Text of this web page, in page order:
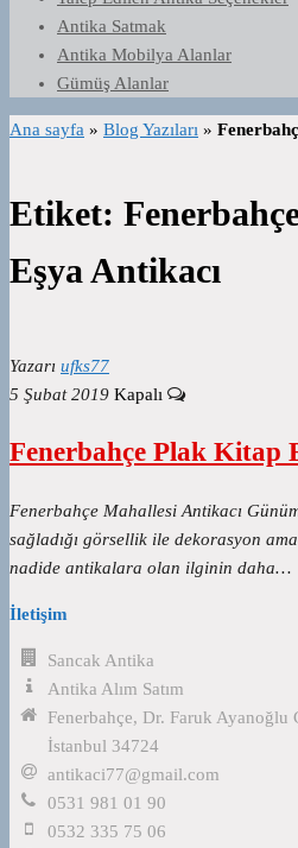
Antika Satmak
Antika Mobilya Alanlar
Gümüş Alanlar
Ana sayfa » Blog Yazıları »
Etiket:
Eşya Antikacı
Yazarı ufks77
5 Şubat 2019 Kapalı
Fenerbahçe Plak Kitap
Fenerbahçe Mahallesi Antikacı
sağladığı görsellik ile dekorasyon
nadide antikalara olan ilginin daha…
İletişim
Sancak Antika
Antika Alım Satım
Fenerbahçe, Dr. Faruk Ayanoğlu
İstanbul 34724
antikaci77@gmail.com
0531 981 01 90
0532 335 75 06